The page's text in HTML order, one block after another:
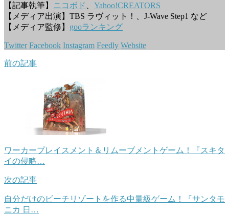
【記事執筆】 ニコボド
Yahoo!CREATORS
【メディア出演】TBS ラヴィット！、J-Wave Step1 など
【メディア監修】 gooランキング
Twitter Facebook Instagram Feedly Website
前の記事
ワーカープレイスメント＆リムーブメントゲーム！『スキタ
イの侵略…
次の記事
自分だけのビーチリゾートを作る中量級ゲーム！『サンタモ
ニカ 日…